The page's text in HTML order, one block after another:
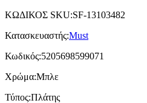
ΚΩΔΙΚΟΣ SKU:SF-13103482
Κατασκευαστής:Must
Κωδικός:5205698599071
Χρώμα:Μπλε
Τύπος:Πλάτης